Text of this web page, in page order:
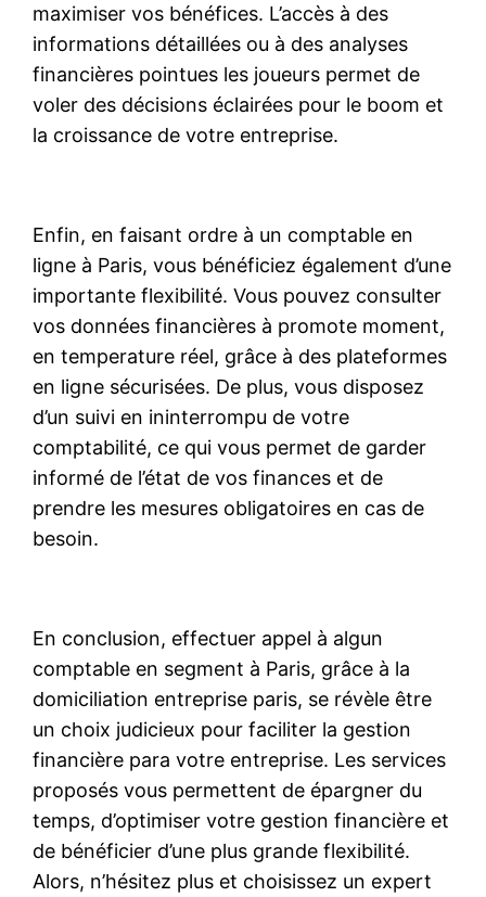
maximiser vos bénéfices. L’accès à des
informations détaillées ou à des analyses
financières pointues les joueurs permet de
voler des décisions éclairées pour le boom et
la croissance de votre entreprise.
Enfin, en faisant ordre à un comptable en
ligne à Paris, vous bénéficiez également d’une
importante flexibilité. Vous pouvez consulter
vos données financières à promote moment,
en temperature réel, grâce à des plateformes
en ligne sécurisées. De plus, vous disposez
d’un suivi en ininterrompu de votre
comptabilité, ce qui vous permet de garder
informé de l’état de vos finances et de
prendre les mesures obligatoires en cas de
besoin.
En conclusion, effectuer appel à algun
comptable en segment à Paris, grâce à la
domiciliation entreprise paris, se révèle être
un choix judicieux pour faciliter la gestion
financière para votre entreprise. Les services
proposés vous permettent de épargner du
temps, d’optimiser votre gestion financière et
de bénéficier d’une plus grande flexibilité.
Alors, n’hésitez plus et choisissez un expert